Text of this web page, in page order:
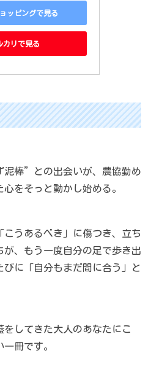
ッピングで見る
カリで見る
棒”との出会いが、農協勤め
をそっと動かし始める。
うあるべき」に傷つき、立ち
が、もう一度自分の足で歩き出
に「自分もまだ間に合う」と
してきた大人のあなたにこ
冊です。